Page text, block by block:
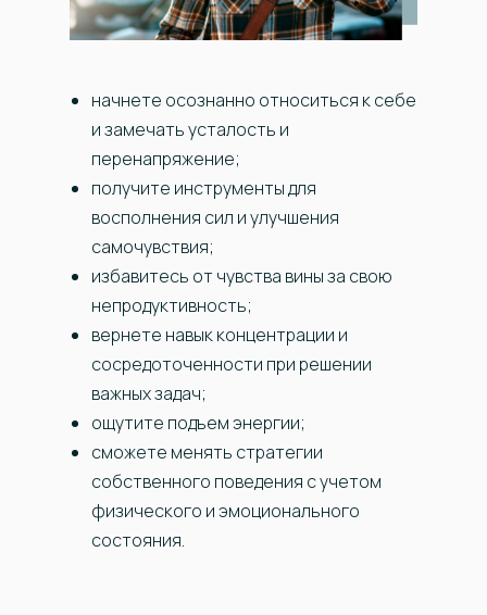
начнете осознанно относиться к себе
и замечать усталость и
перенапряжение;
получите инструменты для
восполнения сил и улучшения
самочувствия;
избавитесь от чувства вины за свою
непродуктивность;
вернете навык концентрации и
сосредоточенности при решении
важных задач;
ощутите подъем энергии;
сможете менять стратегии
собственного поведения с учетом
физического и эмоционального
состояния.